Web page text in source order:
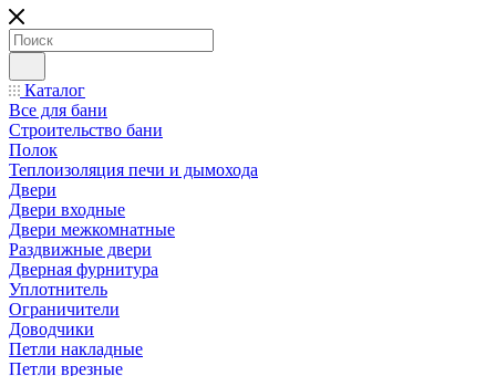
Каталог
Все для бани
Строительство бани
Полок
Теплоизоляция печи и дымохода
Двери
Двери входные
Двери межкомнатные
Раздвижные двери
Дверная фурнитура
Уплотнитель
Ограничители
Доводчики
Петли накладные
Петли врезные